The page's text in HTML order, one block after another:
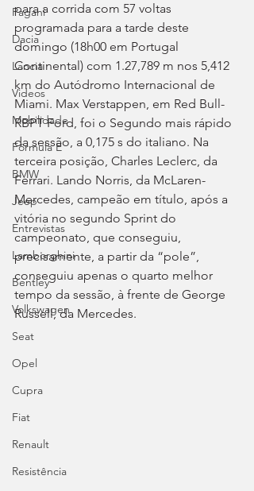
Pagani
Dacia
Lancia
Videos
Mobilidade
Fórmula E
BMW
Jeep
Entrevistas
Lamborghini
Bentley
Volkswagen
Seat
Opel
Cupra
Fiat
Renault
Resistência
para a corrida com 57 voltas
programada para a tarde deste
domingo (18h00 em Portugal
Continental) com 1.27,789 m nos 5,412
km do Autódromo Internacional de
Miami. Max Verstappen, em Red Bull-
RBPT Ford, foi o Segundo mais rápido
da sessão, a 0,175 s do italiano. Na
terceira posição, Charles Leclerc, da
Ferrari. Lando Norris, da McLaren-
Mercedes, campeão em título, após a
vitória no segundo Sprint do
campeonato, que conseguiu,
precisamente, a partir da “pole”,
conseguiu apenas o quarto melhor
tempo da sessão, à frente de George
Russell, da Mercedes.